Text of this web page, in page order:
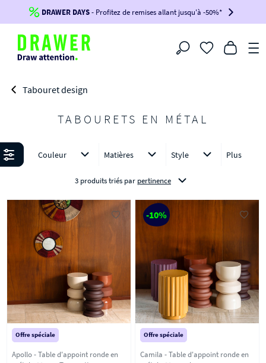
Jusqu'à-100€*sur votre commande !
BIKINI100
-voir conditions en bas de page-
DRAWER DAYS- Profitez de remises allant jusqu'à -50%*
Filtrer
Tabouret design
TABOURETS EN MÉTAL
Affiner Couleur Matières Style Plus
3 produits triés par pertinence
Offre spéciale
Apollo - Table d'appoint ronde en
-10%
Offre spéciale
Camila - Table d'appoint ronde en